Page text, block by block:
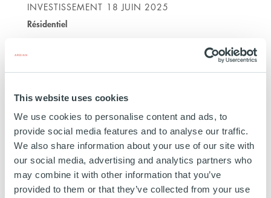
This website uses cookies
We use cookies to personalise content and ads, to
provide social media features and to analyse our traffic.
We also share information about your use of our site with
our social media, advertising and analytics partners who
may combine it with other information that you’ve
provided to them or that they’ve collected from your use
INVESTISSEMENT 18 JUIN 2025
Résidentiel
EN SAVOIR PLUS
Project Cristobal
ESPAGNE